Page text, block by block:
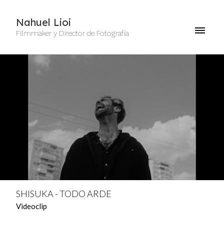
Nahuel Lioi
Filmmaker y Director de Fotografía
SHISUKA - TODO ARDE
Videoclip